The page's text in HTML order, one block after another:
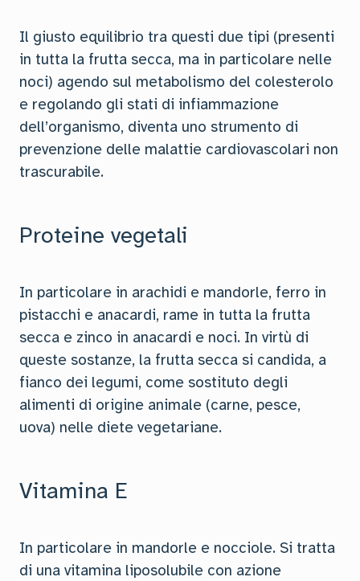
Il giusto equilibrio tra questi due tipi (presenti
in tutta la frutta secca, ma in particolare nelle
noci) agendo sul metabolismo del colesterolo
e regolando gli stati di infiammazione
dell’organismo, diventa uno strumento di
prevenzione delle malattie cardiovascolari non
trascurabile.
Proteine vegetali
In particolare in arachidi e mandorle, ferro in
pistacchi e anacardi, rame in tutta la frutta
secca e zinco in anacardi e noci. In virtù di
queste sostanze, la frutta secca si candida, a
fianco dei legumi, come sostituto degli
alimenti di origine animale (carne, pesce,
uova) nelle diete vegetariane.
Vitamina E
In particolare in mandorle e nocciole. Si tratta
di una vitamina liposolubile con azione